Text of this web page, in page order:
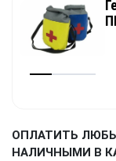
ОПЛАТИТЬ
НАЛИЧНЫМИ В